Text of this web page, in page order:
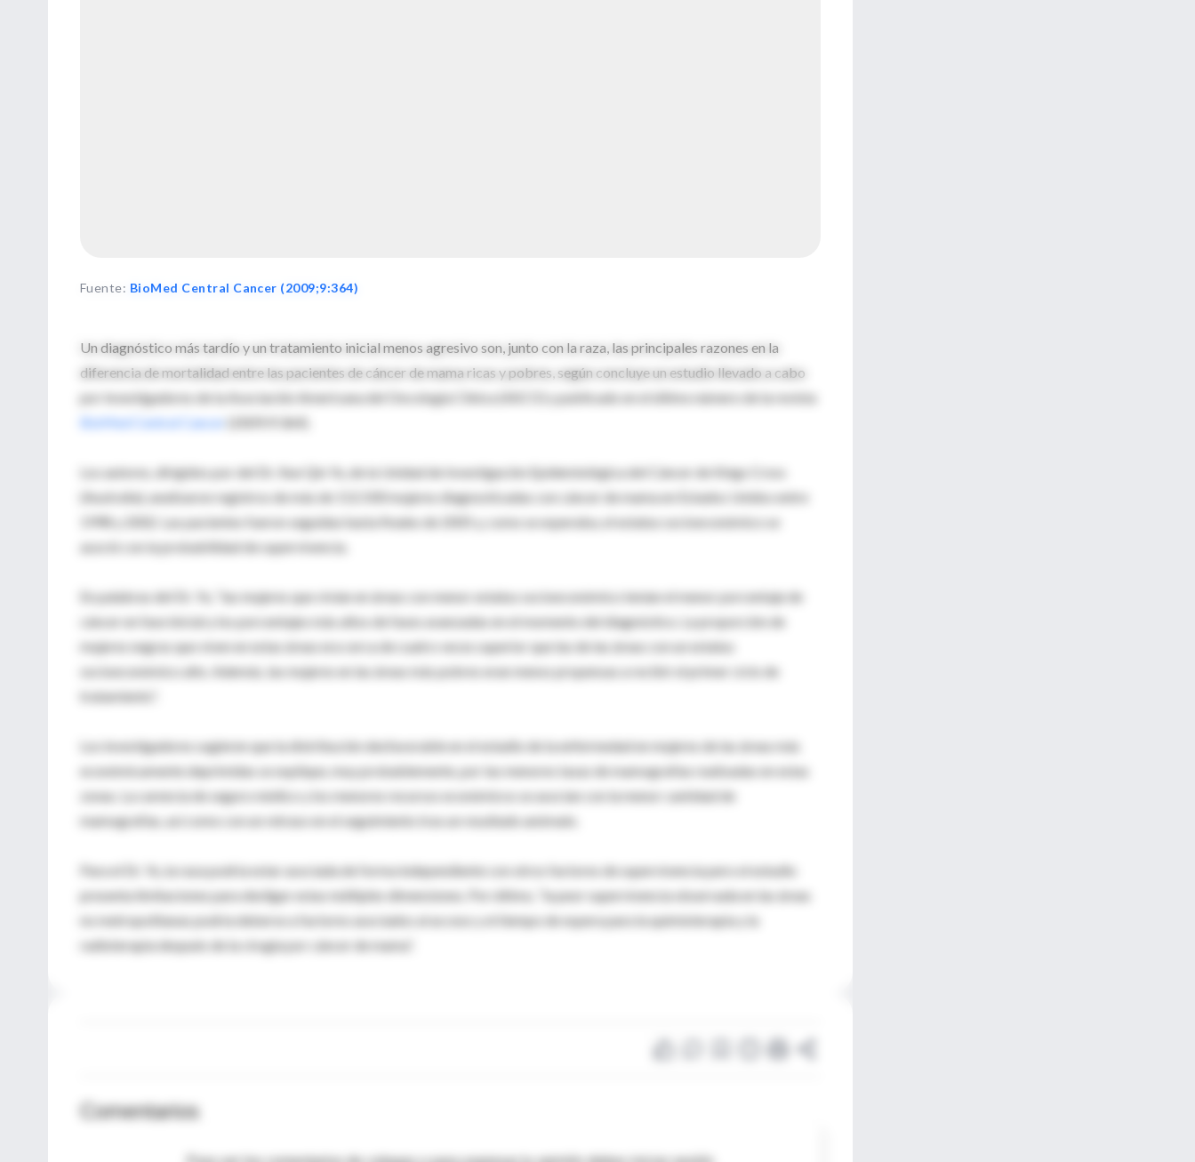
Fuente: BioMed Central Cancer (2009;9:364)
Un diagnóstico más tardío y un tratamiento inicial menos agresivo son, junto con la raza, las principales razones en la
diferencia de mortalidad entre las pacientes de cáncer de mama ricas y pobres, según concluye un estudio llevado a cabo
por investigadores de la Asociación Americana del Oncología Clínica (ASCO) y publicado en el último número de la revista
BioMed Central Cancer
(2009;9:364).
Los autores, dirigidos por del Dr. Xue Qin Yu, de la Unidad de Investigación Epidemiológica del Cáncer de Kings Cross
(Australia), analizaron registros de más de 112.500 mujeres diagnosticadas con cáncer de mama en Estados Unidos entre
1998 y 2002. Las pacientes fueron seguidas hasta finales de 2005 y, como se esperaba, el estatus socioeconómico se
asoció con la probabilidad de supervivencia.
En palabras del Dr. Yu, “las mujeres que vivían en áreas con menor estatus socioeconómico tenían el menor porcentaje de
cáncer en fase inicial y los porcentajes más altos de fases avanzadas en el momento del diagnóstico. La proporción de
mujeres negras que viven en estas áreas era cerca de cuatro veces superior que las de las áreas con un estatus
socioeconómico alto. Además, las mujeres en las áreas más pobres eran menos propensas a recibir el primer ciclo de
tratamiento”.
Los investigadores sugieren que la distribución desfavorable en el estadio de la enfermedad en mujeres de las áreas más
económicamente deprimidas se explique, muy probablemente, por las menores tasas de mamografías realizadas en estas
zonas. La carencia de seguro médico y los menores recursos económicos se asocian con la menor cantidad de
mamografías, así como con un retraso en el seguimiento tras un resultado anómalo.
Para el Dr. Yu, la raza podría estar asociada de forma independiente con otros factores de supervivencia pero el estudio
presenta limitaciones para desligar estas múltiples dimensiones. Por último, “la peor supervivencia observada en las áreas
no metropolitanas podría deberse a factores asociados al acceso y el tiempo de espera para la quimioterapia y la
radioterapia después de la cirugía por cáncer de mama”.
Comentarios